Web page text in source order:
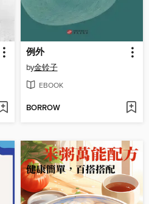
例外
by金铃子
EBOOK
BORROW